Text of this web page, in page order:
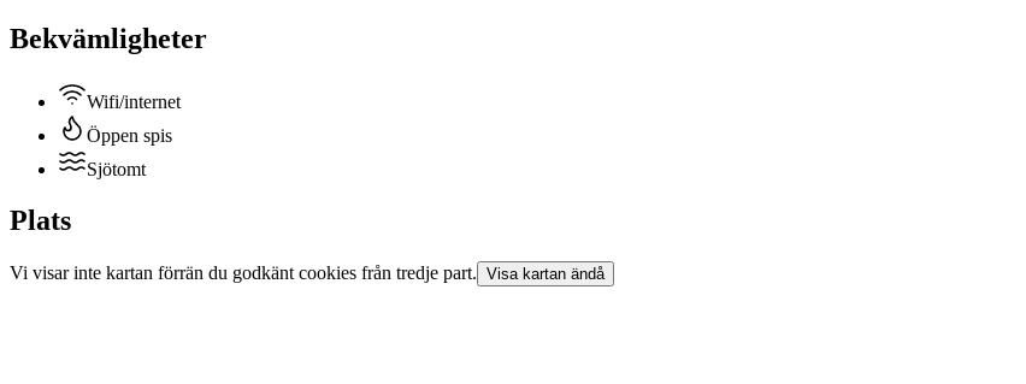
Bekvämligheter
Wifi/internet
Öppen spis
Sjötomt
Plats
Vi visar inte kartan förrän du godkänt cookies från tredje part. Visa kartan ändå